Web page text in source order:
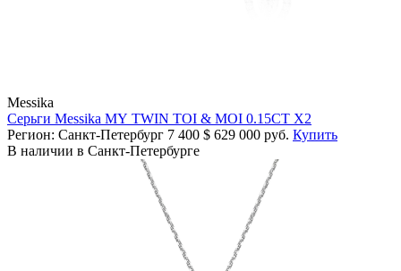
Messika
Серьги Messika MY TWIN TOI & MOI 0.15CT X2
Регион: Санкт-Петербург 7 400 $ 629 000 руб. Купить
В наличии в Санкт-Петербурге